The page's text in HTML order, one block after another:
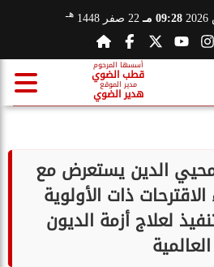
09:28 مـ 22 صفر 1448 هـ
أسسها المرحوم
قطب الضوي
مدير الموقع
هدير الضوي
الدين يستعرض مع
ذات الأولوية
لعلاج أزمة الديون
العالمية